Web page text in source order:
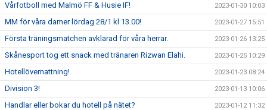
Vårfotboll med Malmö FF & Husie IF! 2023-01-30 10:03
MM för våra damer lördag 28/1 kl 13.00! 2023-01-27 15:51
Första träningsmatchen avklarad för våra herrar. 2023-01-26 13:25
Skånesport tog ett snack med tränaren Rizwan Elahi. 2023-01-25 10:29
Hotellövernattning! 2023-01-23 08:24
Division 3! 2023-01-13 10:06
Handlar eller bokar du hotell på nätet? 2023-01-12 11:32